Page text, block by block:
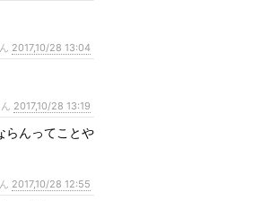
2017,10/28 13:04
2017,10/28 13:19
らんってことや
2017,10/28 12:55